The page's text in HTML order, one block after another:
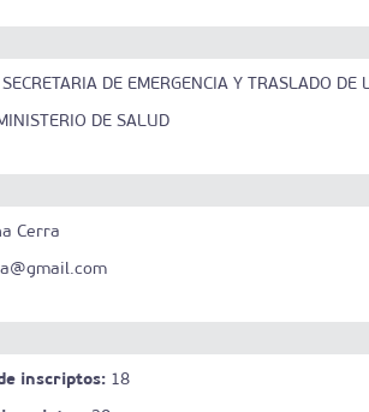
SECRETARIA DE EMERGENCIA Y TRASLADO
DE SALUD
Cerra
inscriptos: 18